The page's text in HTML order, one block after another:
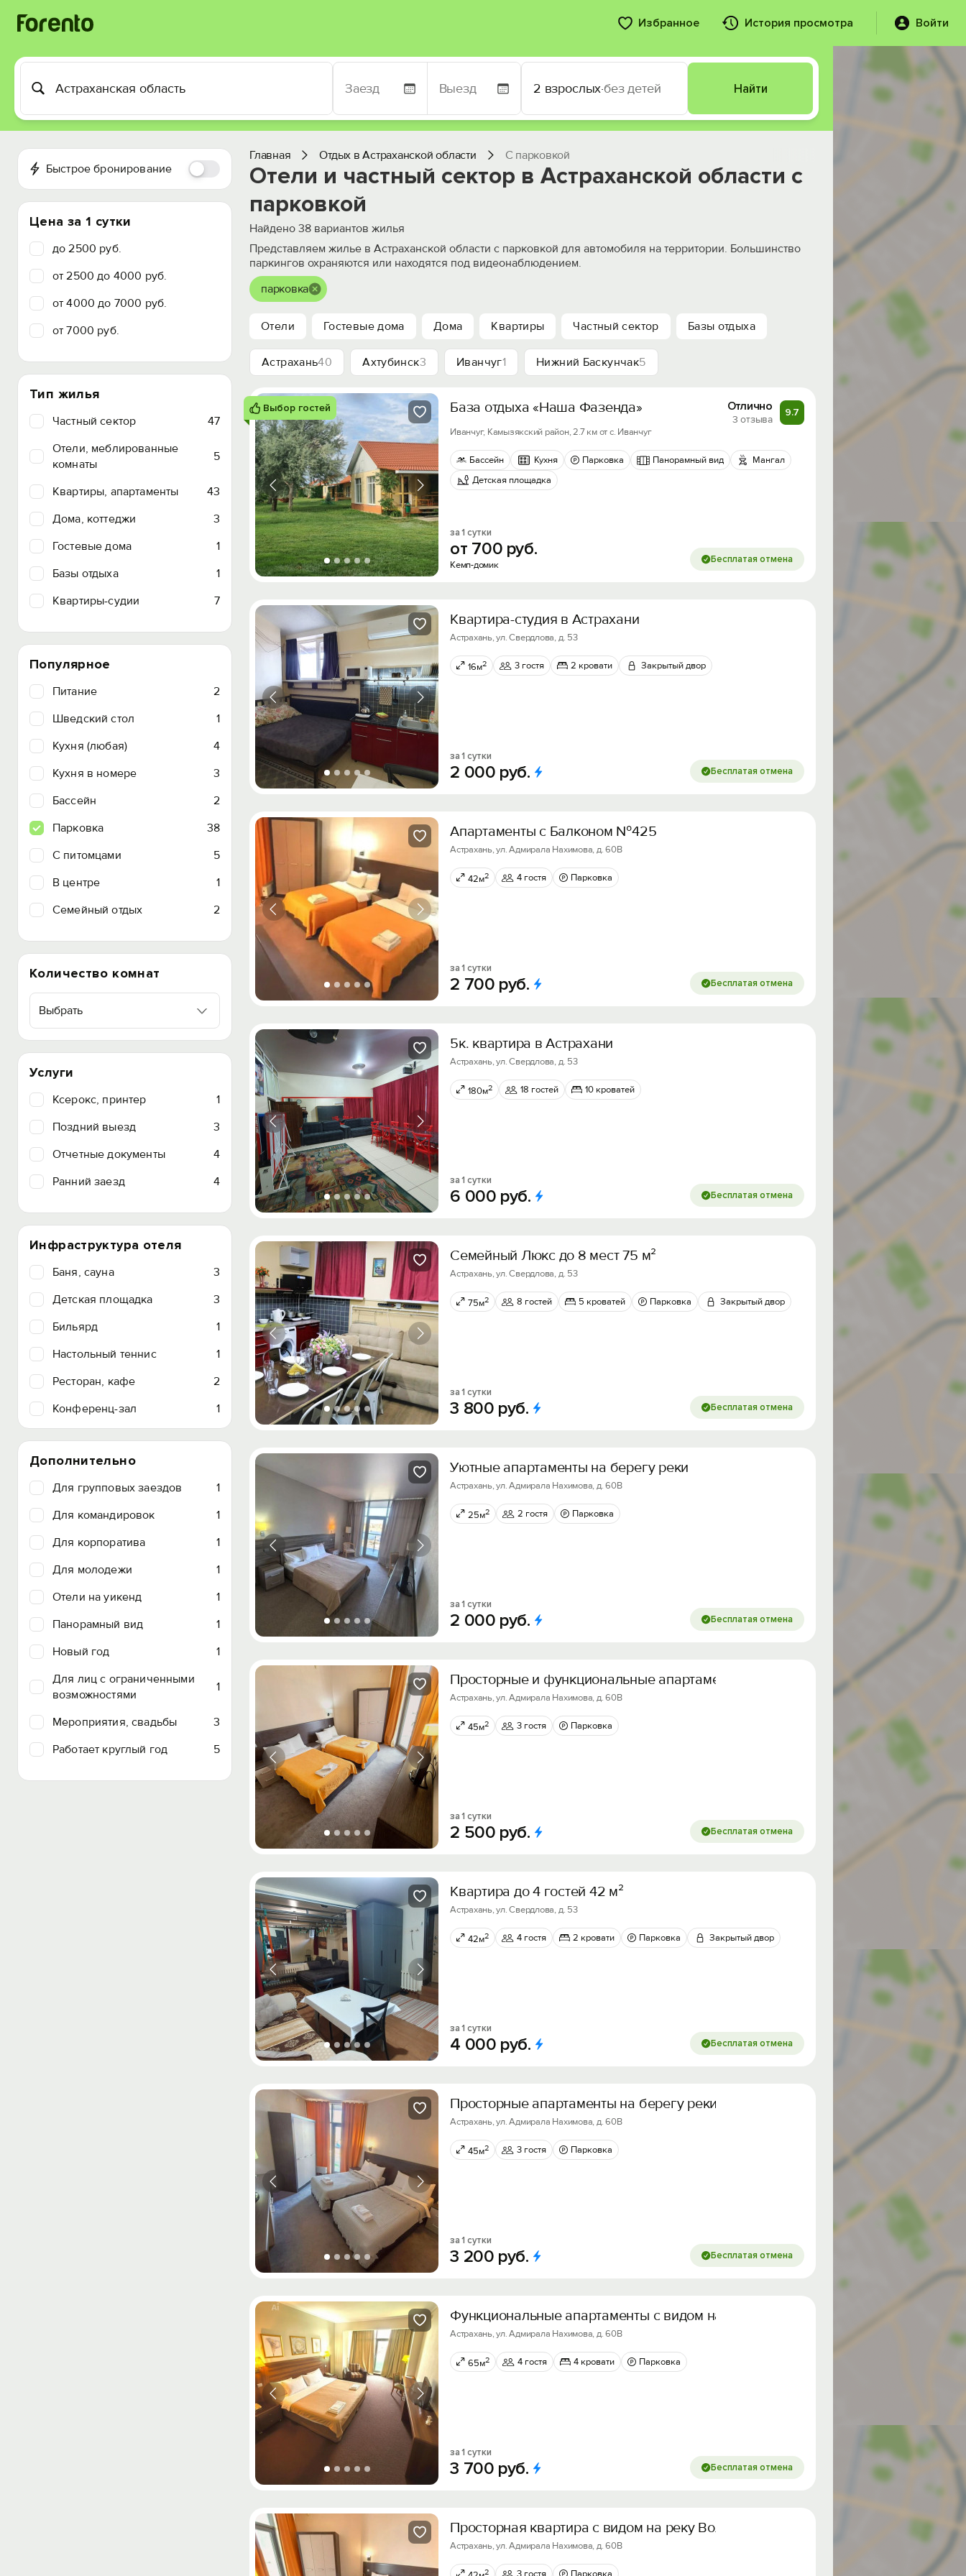
Избранное История просмотра Войти
2 взрослых·без детей Найти
Быстрое бронирование
Цена за 1 сутки
до 2500 руб.
от 2500 до 4000 руб.
от 4000 до 7000 руб.
от 7000 руб.
Тип жилья
Частный сектор
47
Отели, меблированные
комнаты
5
Квартиры, апартаменты
43
Дома, коттеджи
3
Гостевые дома
1
Базы отдыха
1
Квартиры-судии
7
Популярное
Питание
2
Шведский стол
1
Кухня (любая)
4
Кухня в номере
3
Бассейн
2
Парковка
38
C питомцами
5
В центре
1
Семейный отдых
2
Количество комнат
Выбрать
Услуги
Ксерокс, принтер
1
Поздний выезд
3
Отчетные документы
4
Ранний заезд
4
Инфраструктура отеля
Баня, сауна
3
Детская площадка
3
Бильярд
1
Настольный теннис
1
Ресторан, кафе
2
Конференц-зал
1
Дополнительно
Для групповых заездов
1
Для командировок
1
Для корпоратива
1
Для молодежи
1
Отели на уикенд
1
Панорамный вид
1
Новый год
1
Для лиц с ограниченными
возможностями
1
Мероприятия, свадьбы
3
Работает круглый год
5
Главная Отдых в Астраханской области С парковкой
Отели и частный сектор в Астраханской области с
парковкой
Найдено 38 вариантов жилья
Представляем жилье в Астраханской области с парковкой для автомобиля на территории. Большинство
паркингов охраняются или находятся под видеонаблюдением.
парковка
Отели Гостевые дома Дома Квартиры Частный сектор Базы отдыха
Астрахань40 Ахтубинск3 Иванчуг1 Нижний Баскунчак5
Выбор гостей База отдыха «Наша Фазенда» Отлично
3 отзыва
9.7
Иванчуг, Камызякский район, 2.7 км от с. Иванчуг
Бассейн Кухня Парковка Панорамный вид
Мангал
Детская площадка
за 1 сутки
от 700 руб.
Кемп-домик Бесплатая отмена
Квартира-студия в Астрахани
Астрахань, ул. Свердлова, д. 53
16м2 3 гостя 2 кровати Закрытый двор
за 1 сутки
2 000 руб. Бесплатая отмена
Апартаменты с Балконом №425
Астрахань, ул. Адмирала Нахимова, д. 60В
42м2 4 гостя Парковка
за 1 сутки
2 700 руб. Бесплатая отмена
5к. квартира в Астрахани
Астрахань, ул. Свердлова, д. 53
180м2 18 гостей 10 кроватей
за 1 сутки
6 000 руб. Бесплатая отмена
Семейный Люкс до 8 мест 75 м²
Астрахань, ул. Свердлова, д. 53
75м2 8 гостей 5 кроватей Парковка Закрытый двор
за 1 сутки
3 800 руб. Бесплатая отмена
Уютные апартаменты на берегу реки
Астрахань, ул. Адмирала Нахимова, д. 60В
25м2 2 гостя Парковка
за 1 сутки
2 000 руб. Бесплатая отмена
Просторные и функциональные апартаменты
Астрахань, ул. Адмирала Нахимова, д. 60В
45м2 3 гостя Парковка
за 1 сутки
2 500 руб. Бесплатая отмена
Квартира до 4 гостей 42 м²
Астрахань, ул. Свердлова, д. 53
42м2 4 гостя 2 кровати Парковка Закрытый двор
за 1 сутки
4 000 руб. Бесплатая отмена
Пpocтopныe апартаменты на берегу реки Волги
Астрахань, ул. Адмирала Нахимова, д. 60В
45м2 3 гостя Парковка
за 1 сутки
3 200 руб. Бесплатая отмена
Функциoнaльныe апартаменты с видом на затон
Астрахань, ул. Адмирала Нахимова, д. 60В
65м2 4 гостя 4 кровати Парковка
за 1 сутки
3 700 руб. Бесплатая отмена
Просторная квартира с видом на реку Волгу
Астрахань, ул. Адмирала Нахимова, д. 60В
2